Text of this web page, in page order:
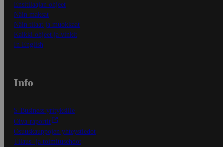
Ensitilaajan ohjeet
Näin maksat
Näin tilaat ja muokkaat
Kaikki ohjeet ja vinkit
In English
Info
S-Business yrityksille
Oiva-raportit
Osuuskauppojen yhteystiedot
Tilaus- ja toimitusehdot